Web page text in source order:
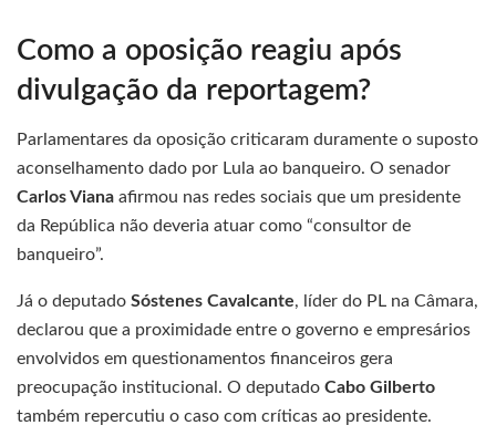
Como a oposição reagiu após
divulgação da reportagem?
Parlamentares da oposição criticaram duramente o suposto
aconselhamento dado por Lula ao banqueiro. O senador
Carlos Viana afirmou nas redes sociais que um presidente
da República não deveria atuar como “consultor de
banqueiro”.
Já o deputado Sóstenes Cavalcante, líder do PL na Câmara,
declarou que a proximidade entre o governo e empresários
envolvidos em questionamentos financeiros gera
preocupação institucional. O deputado Cabo Gilberto
também repercutiu o caso com críticas ao presidente.